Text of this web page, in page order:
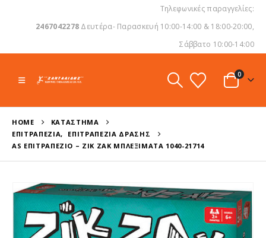
Τηλεφωνικές παραγγελίες:
2467042278 Δευτέρα- Παρασκευή 10:00-14:00 & 18:00-20:00,
Σάββατο 10:00-14:00
0
HOME
ΚΑΤΆΣΤΗΜΑ
ΕΠΙΤΡΑΠΈΖΙΑ,
ΕΠΙΤΡΑΠΈΖΙΑ ΔΡΆΣΗΣ
AS ΕΠΙΤΡΑΠΈΖΙΟ – ΖΙΚ ΖΑΚ ΜΠΛΕΞΊΜΑΤΑ 1040-21714